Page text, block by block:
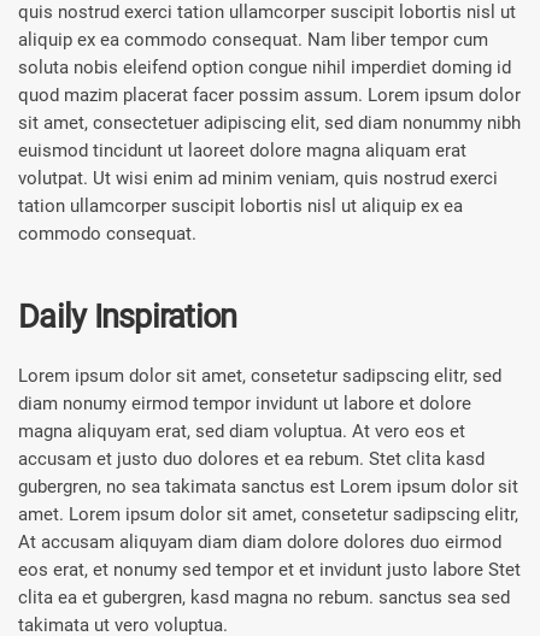
quis nostrud exerci tation ullamcorper suscipit lobortis nisl ut
aliquip ex ea commodo consequat. Nam liber tempor cum
soluta nobis eleifend option congue nihil imperdiet doming id
quod mazim placerat facer possim assum. Lorem ipsum dolor
sit amet, consectetuer adipiscing elit, sed diam nonummy nibh
euismod tincidunt ut laoreet dolore magna aliquam erat
volutpat. Ut wisi enim ad minim veniam, quis nostrud exerci
tation ullamcorper suscipit lobortis nisl ut aliquip ex ea
commodo consequat.
Daily Inspiration
Lorem ipsum dolor sit amet, consetetur sadipscing elitr, sed
diam nonumy eirmod tempor invidunt ut labore et dolore
magna aliquyam erat, sed diam voluptua. At vero eos et
accusam et justo duo dolores et ea rebum. Stet clita kasd
gubergren, no sea takimata sanctus est Lorem ipsum dolor sit
amet. Lorem ipsum dolor sit amet, consetetur sadipscing elitr,
At accusam aliquyam diam diam dolore dolores duo eirmod
eos erat, et nonumy sed tempor et et invidunt justo labore Stet
clita ea et gubergren, kasd magna no rebum. sanctus sea sed
takimata ut vero voluptua.